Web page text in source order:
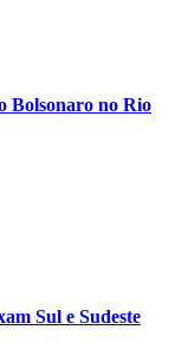
Bolsonaro no Rio
Sul e Sudeste